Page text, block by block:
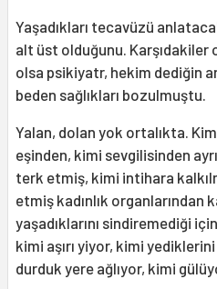
Yaşadıkları tecavüzü
alt üst olduğunu. Karşıdakiler
olsa psikiyatr, hekim dediğin
beden sağlıkları bozulmuştu.
Yalan, dolan yok ortalıkta.
eşinden, kimi sevgilisinden
terk etmiş, kimi intihara
etmiş kadınlık organlarından
yaşadıklarını sindiremediği
kimi aşırı yiyor, kimi
durduk yere ağlıyor, kimi